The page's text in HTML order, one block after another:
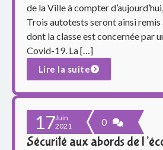
t
de la Ville à compter
Trois autotests seront ainsi remis
dont la classe est concernée par
Covid-19. La […]
Lire la suite
17Juin
2021
0
Sécurité aux abords de